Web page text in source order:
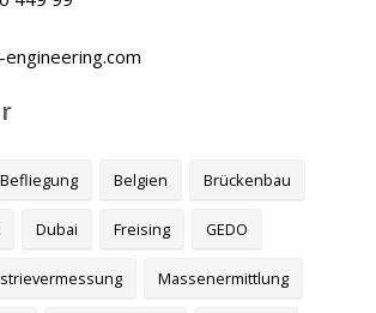
engineering.com
Befliegung Belgien Brückenbau
Dubai Freising GEDO
Massenermittlung